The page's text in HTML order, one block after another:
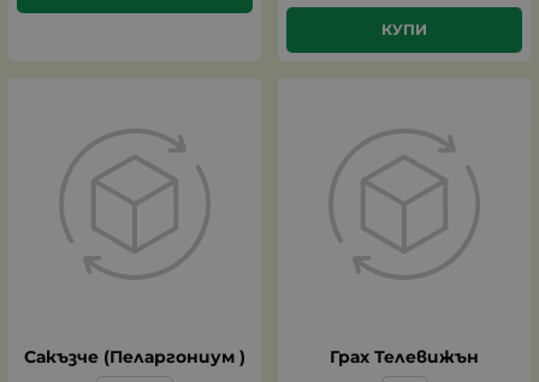
КУПИ
Сакъзче (Пеларгониум ) Грах Телевижън